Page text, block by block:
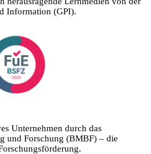
Information (GPI).
Unternehmen durch das
und Forschung (BMBF) – die